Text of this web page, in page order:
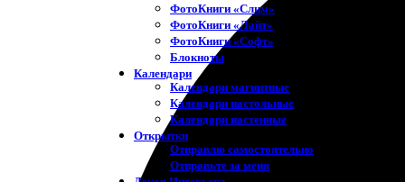
ФотоКниги «Слим»
ФотоКниги «Лайт»
ФотоКниги «Софт»
Блокноты
Календари
Календари магнитные
Календари настольные
Календари настенные
Открытки
Отправлю самостоятельно
Отправьте за меня